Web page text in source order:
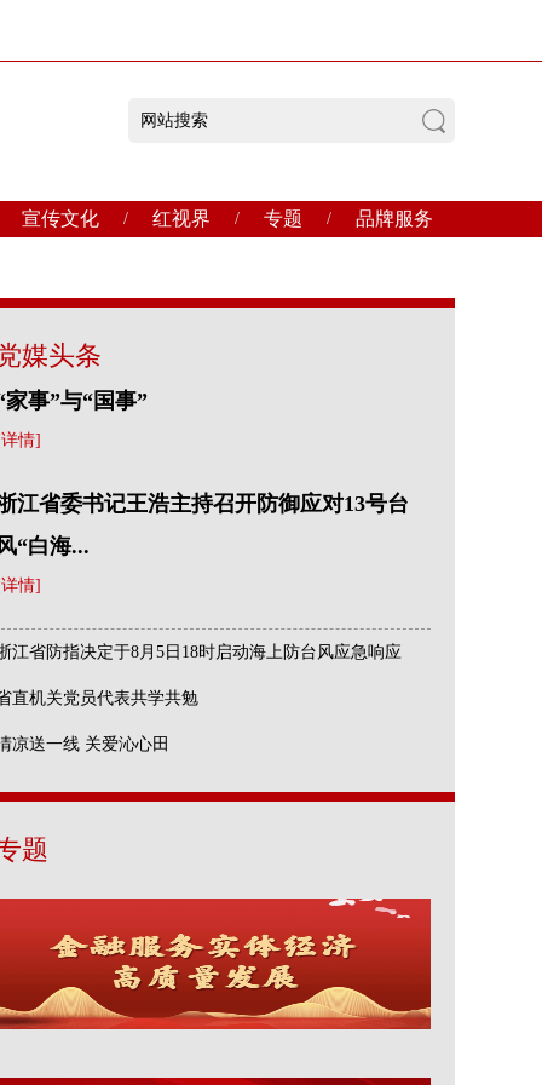
宣传文化 / 红视界 / 专题 / 品牌服务
媒头条
家事”与“国事”
情]
江省委书记王浩主持召开防御应对13号台
“白海...
情]
江省防指决定于8月5日18时启动海上防台风应急响应
直机关党员代表共学共勉
凉送一线 关爱沁心田
题